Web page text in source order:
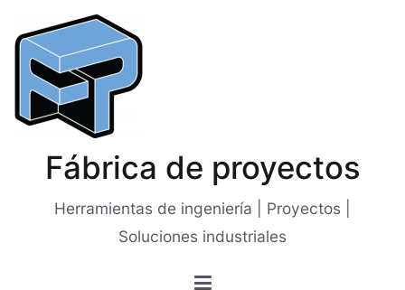
contenido
Fábrica de proyectos
Herramientas de ingeniería | Proyectos |
Soluciones industriales